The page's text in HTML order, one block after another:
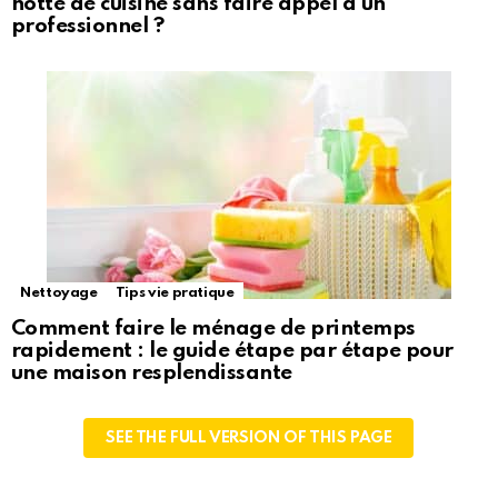
professionnel ?
Nettoyage Tips vie pratique
Comment faire le ménage de printemps
rapidement : le guide étape par étape pour
une maison resplendissante
SEE THE FULL VERSION OF THIS PAGE